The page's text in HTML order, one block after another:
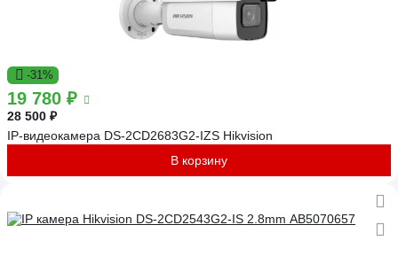
-31%
19 780 ₽
28 500 ₽
IP-видеокамера DS-2CD2683G2-IZS Hikvision
В корзину